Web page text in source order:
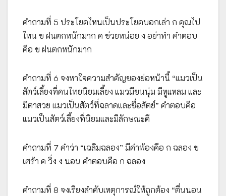
คำถามที่ 5 ประโยคไหนเป็นประโยคบอกเล่า ก คุณไป
ไหน ข ฝนตกหนักมาก ค ช่วยหน่อย ง อย่าทำ คำตอบ
คือ ข ฝนตกหนักมาก
คำถามที่ 6 จงหาใจความสำคัญของย่อหน้านี้ “แมวเป็น
สัตว์เลี้ยงที่คนไทยนิยมเลี้ยง แมวมีขนนุ่ม มีหูแหลม และ
มีตาสวย แมวเป็นสัตว์ที่ฉลาดและซื่อสัตย์” คำตอบคือ
แมวเป็นสัตว์เลี้ยงที่นิยมและมีลักษณะดี
คำถามที่ 7 คำว่า “เฉลิมฉลอง” มีคำพ้องคือ ก ฉลอง ข
เศร้า ค วิ่ง ง นอน คำตอบคือ ก ฉลอง
คำถามที่ 8 จงเรียงลำดับเหตุการณ์ให้ถูกต้อง “ตื่นนอน